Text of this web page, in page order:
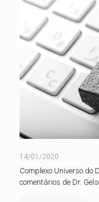
14/01/2020
Complexo Universo do
comentários de Dr.